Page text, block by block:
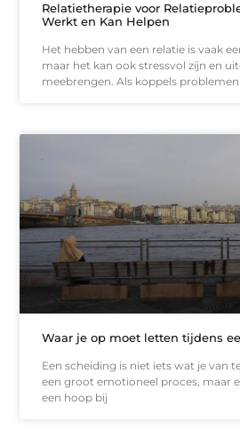
Relatietherapie voor
Werkt en Kan Helpen
Het hebben van een relatie is vaak
maar het kan ook stressvol zijn en
meebrengen. Als koppels problemen
Waar je op moet letten tijdens
Een scheiding is niet iets wat je van
een groot emotioneel proces, maar
een hoop bij